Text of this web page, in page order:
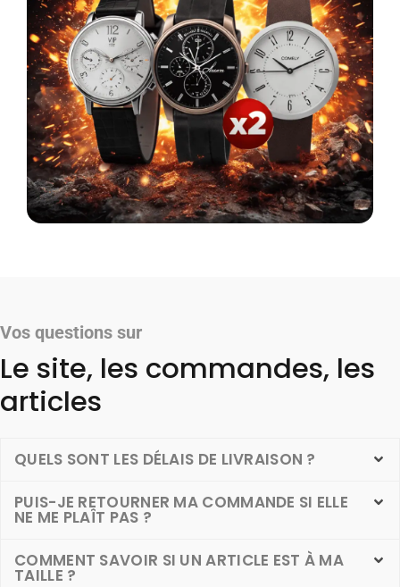
Vos questions sur
Le site, les commandes, les
articles
QUELS SONT LES DÉLAIS DE LIVRAISON ?
PUIS-JE RETOURNER MA COMMANDE SI ELLE
NE ME PLAÎT PAS ?
COMMENT SAVOIR SI UN ARTICLE EST À MA
TAILLE ?